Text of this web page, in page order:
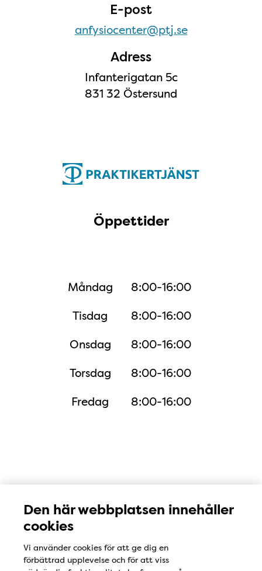
Den här webbplatsen innehåller
cookies
Vi använder cookies för att ge dig en
förbättrad upplevelse och för att viss
E-post
anfysiocenter@ptj.se
Adress
Infanterigatan 5c
831 32 Östersund
Öppettider
Måndag
8:00-16:00
Tisdag
8:00-16:00
Onsdag
8:00-16:00
Torsdag
8:00-16:00
Fredag
8:00-16:00
Karta